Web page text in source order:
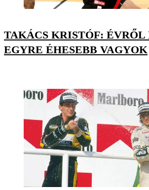
TAKÁCS KRISTÓF: ÉVRŐL
EGYRE ÉHESEBB VAGYOK